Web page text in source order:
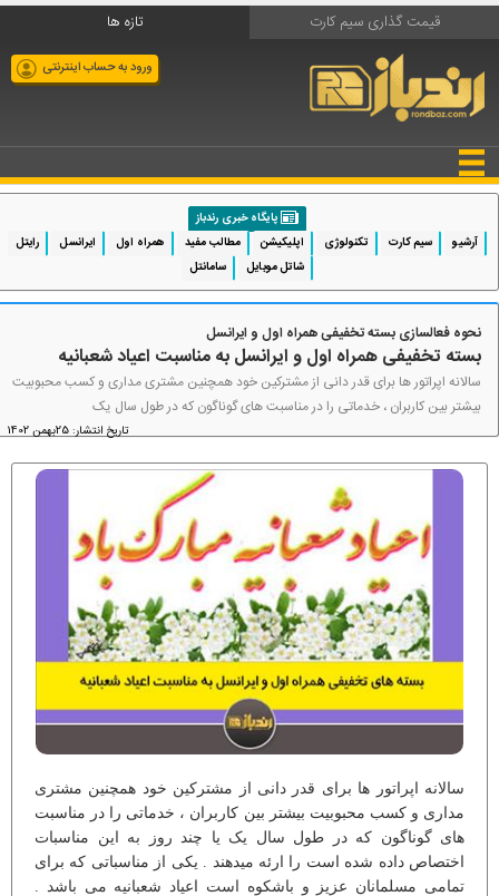
قیمت گذاری سیم کارت تازه ها
ورود به حساب اینترنتی
پایگاه خبری رندباز
آرشیو
سیم کارت تکنولوژی اپلیکیشن مطالب مفید همراه اول ایرانسل
رایتل
شاتل موبایل
سامانتل
نحوه فعالسازی بسته تخفیفی همراه اول و ایرانسل
بسته تخفیفی همراه اول و ایرانسل به مناسبت اعیاد شعبانیه
سالانه اپراتور ها برای قدر دانی از مشترکین خود همچنین مشتری مداری و کسب محبوبیت
بیشتر بین کاربران ، خدماتی را در مناسبت های گوناگون که در طول سال یک
تاریخ انتشار: 25بهمن 1402
سالانه اپراتور ها برای قدر دانی از مشترکین خود همچنین مشتری
مداری و کسب محبوبیت بیشتر بین کاربران ، خدماتی را در مناسبت
های گوناگون که در طول سال یک یا چند روز به این مناسبات
اختصاص داده شده است را ارئه میدهند . یکی از مناسباتی که برای
تمامی مسلمانان عزیز و باشکوه است اعیاد شعبانیه می باشد .